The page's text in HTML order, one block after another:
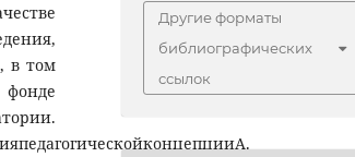
в том
Другие форматы
библиографических
ссылок